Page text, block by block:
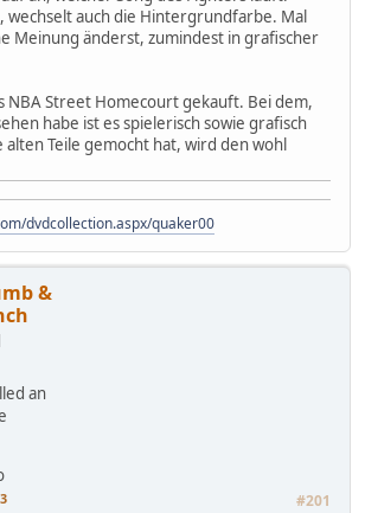
wechselt auch die Hintergrundfarbe. Mal
Meinung änderst, zumindest in grafischer
NBA Street Homecourt gekauft. Bei dem,
habe ist es spielerisch sowie grafisch
Teile gemocht hat, wird den wohl
dvdcollection.aspx/quaker00
&
an
#201